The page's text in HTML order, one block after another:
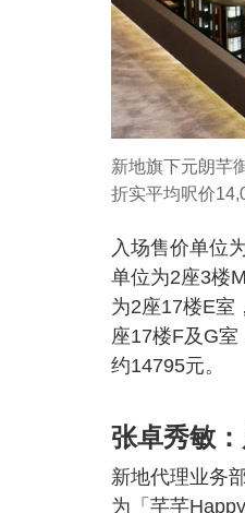
新地旗下元朗芊
折实平均呎价
入场售价单位
单位为2座3楼
为2座17楼E室
座17楼F及G
约14795元。
张卓秀敏
新地代理业务
为「芊芊